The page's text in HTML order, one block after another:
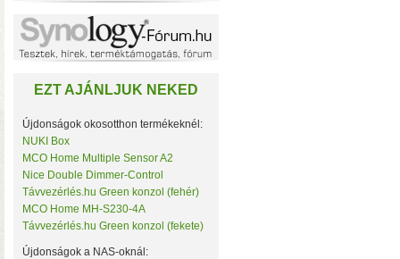
Noname
NorStone
NorthQ
Omega Optical
OWC
Philio Technology
Poly Control
Popp
Qubino
Remotec
Seagate
Sensative
EZT AJÁNLJUK NEKED
Újdonságok okosotthon termékeknél:
NUKI Box
MCO Home Multiple Sensor A2
Nice Double Dimmer-Control
Távvezérlés.hu Green konzol (fehér)
MCO Home MH-S230-4A
Távvezérlés.hu Green konzol (fekete)
Újdonságok a NAS-oknál: